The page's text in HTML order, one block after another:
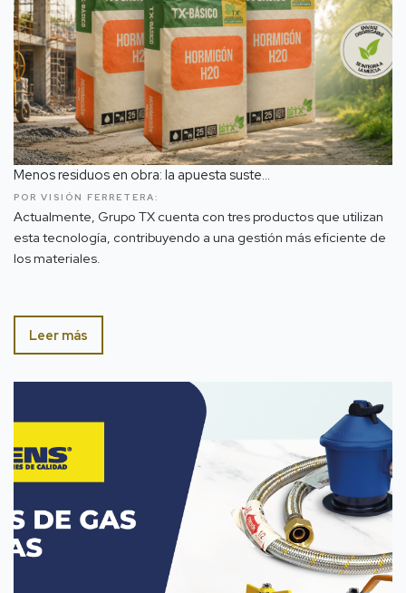
Menos residuos en obra: la apuesta suste...
POR VISIÓN FERRETERA:
Actualmente, Grupo TX cuenta con tres productos que utilizan
esta tecnología, contribuyendo a una gestión más eficiente de
los materiales.
Leer más